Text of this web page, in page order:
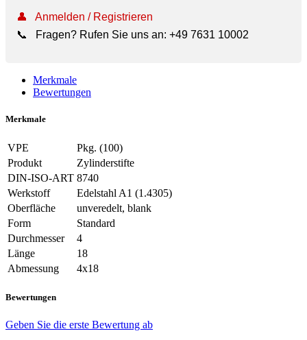
👤
Anmelden / Registrieren
📞
Fragen? Rufen Sie uns an: +49 7631 10002
Merkmale
Bewertungen
Merkmale
VPE
Pkg. (100)
Produkt
Zylinderstifte
DIN-ISO-ART 8740
Werkstoff
Edelstahl A1 (1.4305)
Oberfläche
unveredelt, blank
Form
Standard
Durchmesser
4
Länge
18
Abmessung
4x18
Bewertungen
Geben Sie die erste Bewertung ab